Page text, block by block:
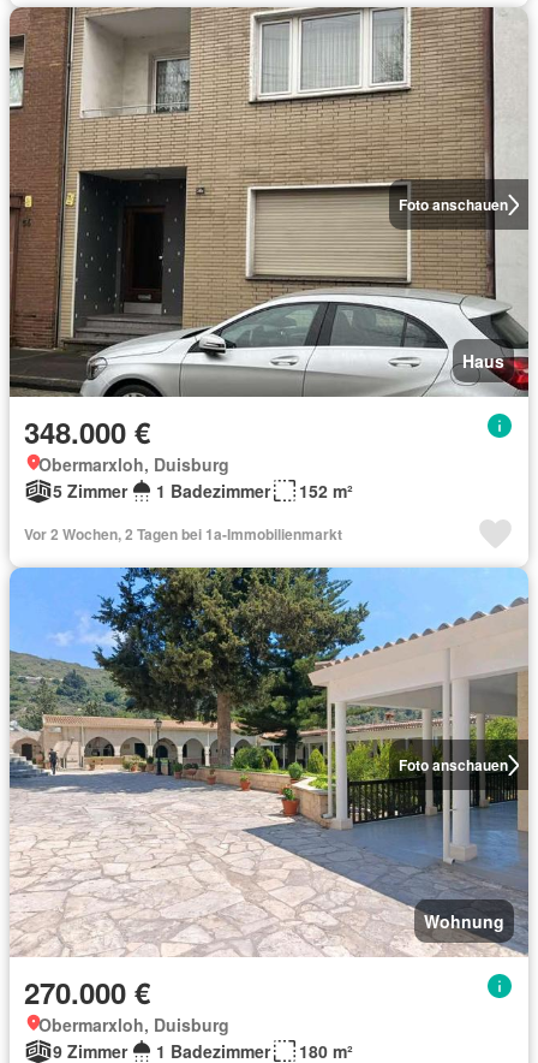
Foto anschauen
Haus
348.000 €
Obermarxloh, Duisburg
5 Zimmer
1 Badezimmer 152 m²
Vor 2 Wochen, 2 Tagen bei 1a-Immobilienmarkt
Foto anschauen
Wohnung
270.000 €
Obermarxloh, Duisburg
9 Zimmer
1 Badezimmer 180 m²